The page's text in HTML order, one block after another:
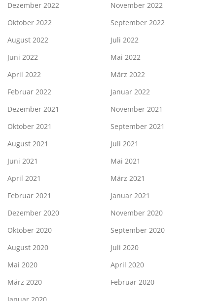
Dezember 2022
November 2022
Oktober 2022
September 2022
August 2022
Juli 2022
Juni 2022
Mai 2022
April 2022
März 2022
Februar 2022
Januar 2022
Dezember 2021
November 2021
Oktober 2021
September 2021
August 2021
Juli 2021
Juni 2021
Mai 2021
April 2021
März 2021
Februar 2021
Januar 2021
Dezember 2020
November 2020
Oktober 2020
September 2020
August 2020
Juli 2020
Mai 2020
April 2020
März 2020
Februar 2020